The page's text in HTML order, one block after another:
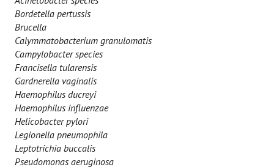
Bordetella pertussis
Brucella
Calymmatobacterium granulomatis
Campylobacter species
Francisella tularensis
Gardnerella vaginalis
Haemophilus ducreyi
Haemophilus influenzae
Helicobacter pylori
Legionella pneumophila
Leptotrichia buccalis
Pseudomonas aeruginosa